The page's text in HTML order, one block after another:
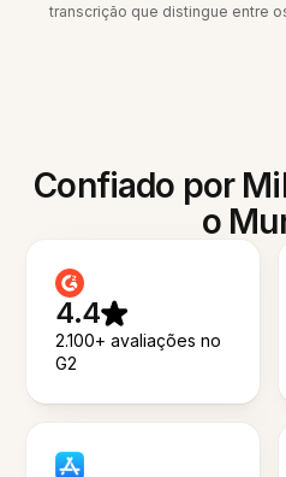
transcrição que distingue entre
Confiado por
o
4.4
2.100+ avaliações no
G2